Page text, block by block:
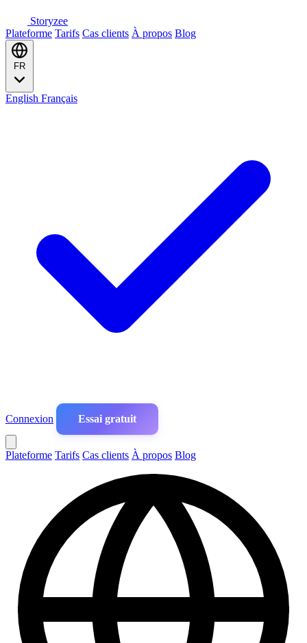
Storyzee
Plateforme Tarifs Cas clients À propos Blog
English Français
Connexion Essai gratuit
Plateforme Tarifs Cas clients À propos Blog